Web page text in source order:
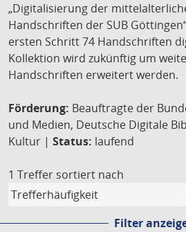
„Digitalisierung der
Handschriften der SUB
ersten Schritt 74 Handschriften
Kollektion wird zukünftig um
Handschriften erweitert werden.
Förderung: Beauftragte der
und Medien, Deutsche Digitale
Kultur | Status: laufend
1 Treffer sortiert nach
Filter